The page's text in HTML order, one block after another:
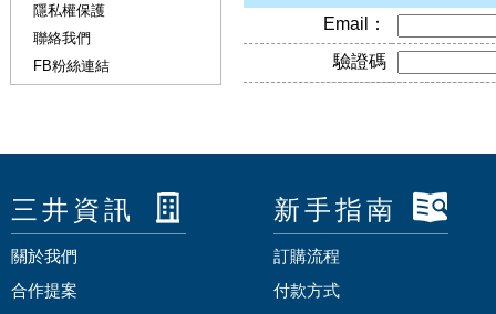
Email：
驗證碼
隱私權保護
聯絡我們
FB粉絲連結
三井資訊
關於我們
合作提案
新手指南
訂購流程
付款方式